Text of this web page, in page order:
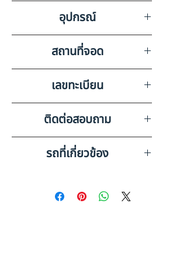
มีริ้วรอยรอบคัน, ไม่มีทรัพย์สินมี
ค่าอื่นๆ ภายในรถ
อุปกรณ์
วิทยุเทป, ลำโพง, แบตเตอรี่, แอร์
สถานที่จอด
บริษัท สยามอินเตอร์การประมูล
จำกัด ระยอง
เลขทะเบียน
71-6326 ปทุมธานี
ติดต่อสอบถาม
เบอร์ติดต่อฝ่ายขาย 098-253-
5968 หรือ 061-386-4375
รถที่เกี่ยวข้อง
RY21-6600543